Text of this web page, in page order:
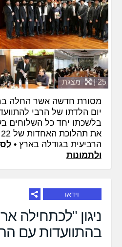
25 | מצגת
מסורת חדשה אשר החלה
יום הלדתו של הרבי
בלשכתו יחד כל השלוחים
הרביעית בגודלה בארץ •
ולתמונות
וידאו
ניגון "לכתחילה
בהתוועדות עם